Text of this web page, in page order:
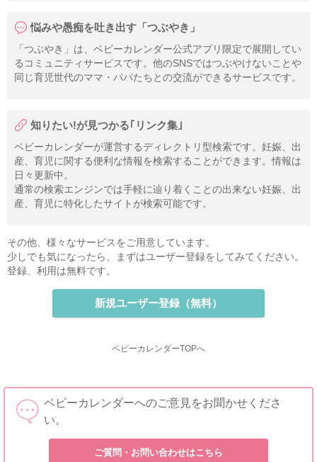
悩みや愚痴を吐き出す「つぶやき」
「つぶやき」は、ベビーカレンダー公式アプリ限定で展開してい
るコミュニティサービスです。他のSNSではつぶやけないことや
同じ育児世代のママ・パパたちとの交流ができるサービスです。
知りたい!が見つかる｢リンク集｣
ベビーカレンダーが運営するディレクトリ型検索です。妊娠、出
産、育児に関する便利な情報を検索することができます。情報は
日々更新中。
通常の検索エンジンでは手軽に辿り着くことの出来ない妊娠、出
産、育児に特化したサイトが検索可能です。
その他、様々なサービスをご用意しています。
少しでも気になったら、まずはユーザー登録をしてみてください。
登録、利用は無料です。
新規ユーザー登録（無料）
ベビーカレンダーTOPへ
ベビーカレンダーへのご意見をお聞かせくださ
い。
ご質問・お問い合わせはこちら